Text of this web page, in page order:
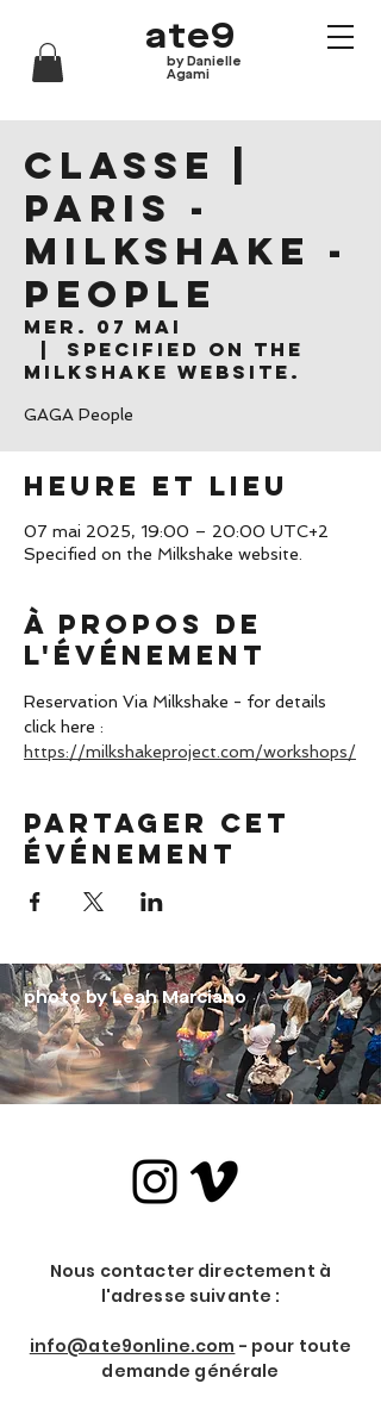
ate9
by Danielle
Agami
CLASSE |
Paris -
Milkshake -
People
mer. 07 mai
Specified on the
Milkshake website.
GAGA People
Heure et lieu
07 mai 2025, 19:00 – 20:00 UTC+2
Specified on the Milkshake website.
À propos de
l'événement
Reservation Via Milkshake - for details
click here :
https://milkshakeproject.com/workshops/
Partager cet
événement
photo by Leah Marciano
Nous contacter directement à
l'adresse suivante :
info@ate9online.com - pour toute
demande générale